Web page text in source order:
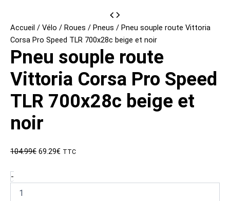
Accueil / Vélo / Roues / Pneus / Pneu souple route Vittoria
Corsa Pro Speed TLR 700x28c beige et noir
Pneu souple route
Vittoria Corsa Pro Speed
TLR 700x28c beige et
noir
104.99€ Le
69.29€LeTTC
-
de
Pneu